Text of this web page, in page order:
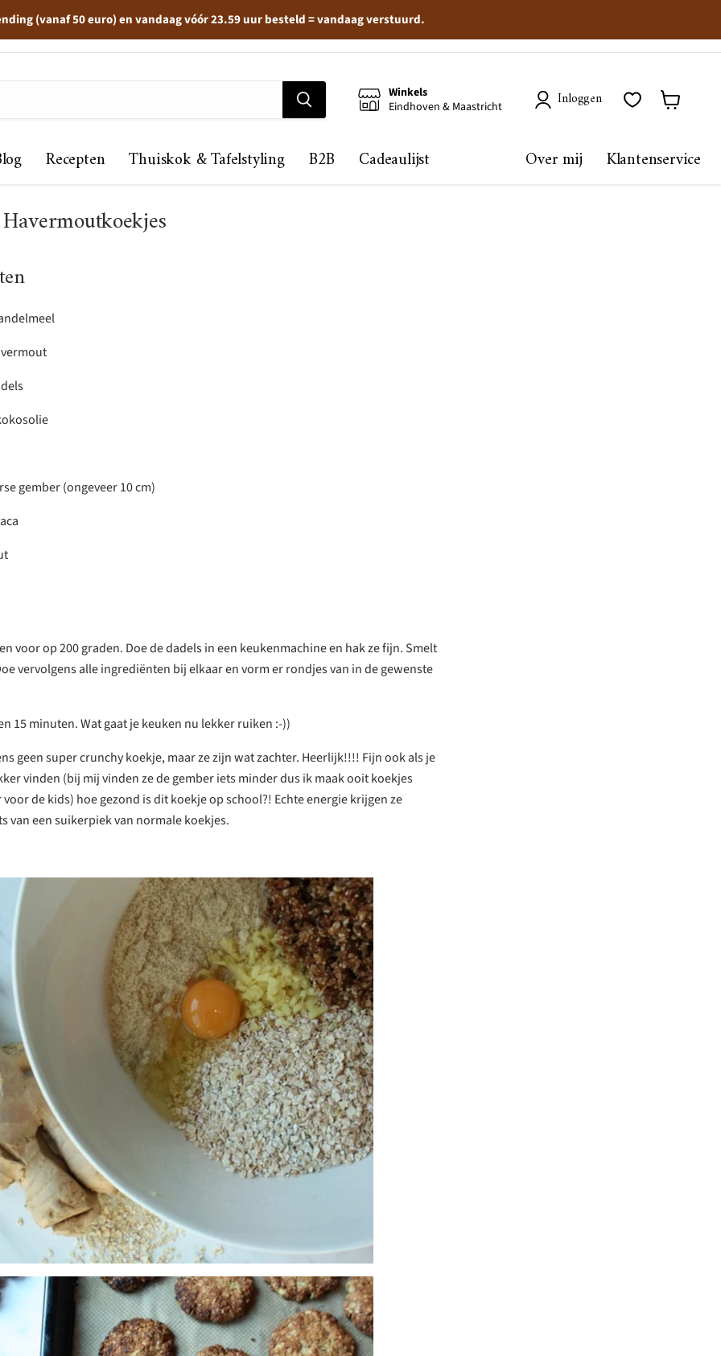
(vanaf 50 euro) en vandaag vóór 23.59 uur besteld = vandaag verstuurd.
Winkels
Eindhoven & Maastricht
Inloggen
Recepten Thuiskok & Tafelstyling B2B Cadeaulijst Over mij Klantenservice
gember (ongeveer 10 cm)
voor op 200 graden. Doe de dadels in een keukenmachine en hak ze fijn. Smelt
vervolgens alle ingrediënten bij elkaar en vorm er rondjes van in de gewenste
15 minuten. Wat gaat je keuken nu lekker ruiken :-))
geen super crunchy koekje, maar ze zijn wat zachter. Heerlijk!!!! Fijn ook als je
vinden (bij mij vinden ze de gember iets minder dus ik maak ooit koekjes
de kids) hoe gezond is dit koekje op school?! Echte energie krijgen ze
van een suikerpiek van normale koekjes.